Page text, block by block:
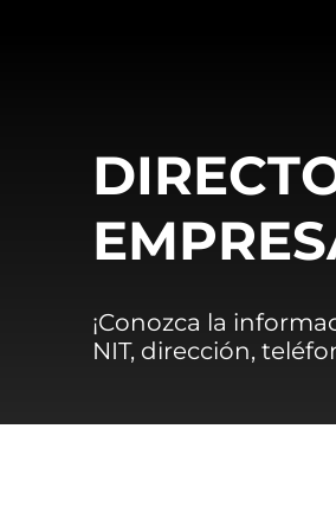
¡Conozca la
NIT, dirección,